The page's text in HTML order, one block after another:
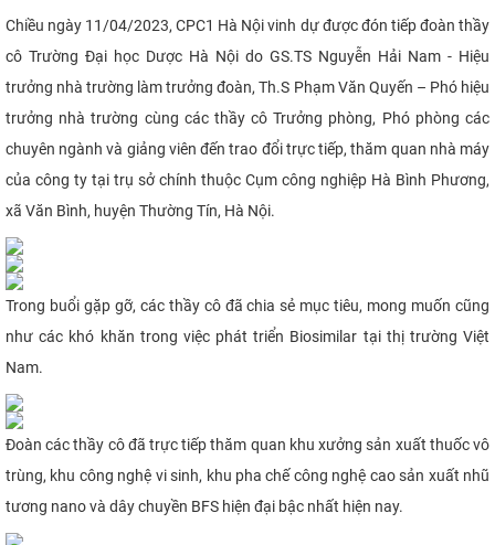
ĐÀO TẠO
ĐẢM BẢO CHẤT LƯỢNG
KHOA HỌC CÔNG NGHỆ
HTQT
CỰU NGƯỜI HỌC
Chiều ngày 11/04/2023, CPC1 Hà Nội vinh dự được đón tiếp đoàn thầy
cô Trường Đại học Dược Hà Nội do GS.TS Nguyễn Hải Nam - Hiệu
trưởng nhà trường làm trưởng đoàn, Th.S Phạm Văn Quyến – Phó hiệu
trưởng nhà trường cùng các thầy cô Trưởng phòng, Phó phòng các
chuyên ngành và giảng viên đến trao đổi trực tiếp, thăm quan nhà máy
của công ty tại trụ sở chính thuộc Cụm công nghiệp Hà Bình Phương,
xã Văn Bình, huyện Thường Tín, Hà Nội.
Trong buổi gặp gỡ, các thầy cô đã chia sẻ mục tiêu, mong muốn cũng
như các khó khăn trong việc phát triển Biosimilar tại thị trường Việt
Nam.
Đoàn các thầy cô đã trực tiếp thăm quan khu xưởng sản xuất thuốc vô
trùng, khu công nghệ vi sinh, khu pha chế công nghệ cao sản xuất nhũ
tương nano và dây chuyền BFS hiện đại bậc nhất hiện nay.